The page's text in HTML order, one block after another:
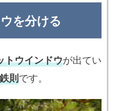
を分ける
トウインドウが出てい
則です。